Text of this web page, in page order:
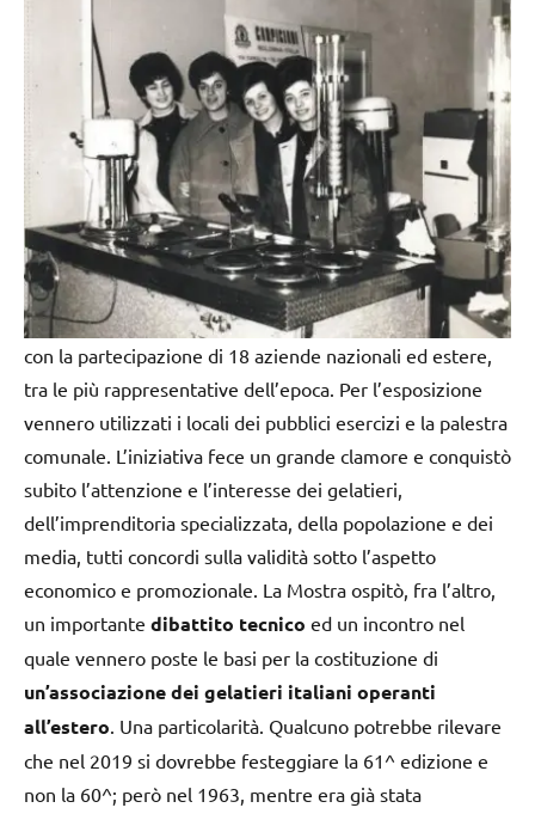
con la partecipazione di 18 aziende nazionali ed estere,
tra le più rappresentative dell’epoca. Per l’esposizione
vennero utilizzati i locali dei pubblici esercizi e la palestra
comunale. L’iniziativa fece un grande clamore e conquistò
subito l’attenzione e l’interesse dei gelatieri,
dell’imprenditoria specializzata, della popolazione e dei
media, tutti concordi sulla validità sotto l’aspetto
economico e promozionale. La Mostra ospitò, fra l’altro,
un importante dibattito tecnico ed un incontro nel
quale vennero poste le basi per la costituzione di
un’associazione dei gelatieri italiani operanti
all’estero . Una particolarità. Qualcuno potrebbe rilevare
che nel 2019 si dovrebbe festeggiare la 61^ edizione e
non la 60^; però nel 1963, mentre era già stata